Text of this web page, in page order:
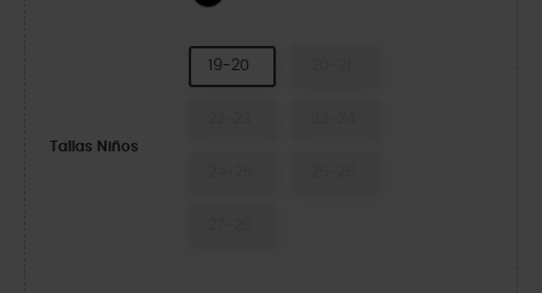
Tallas Niños
19-20